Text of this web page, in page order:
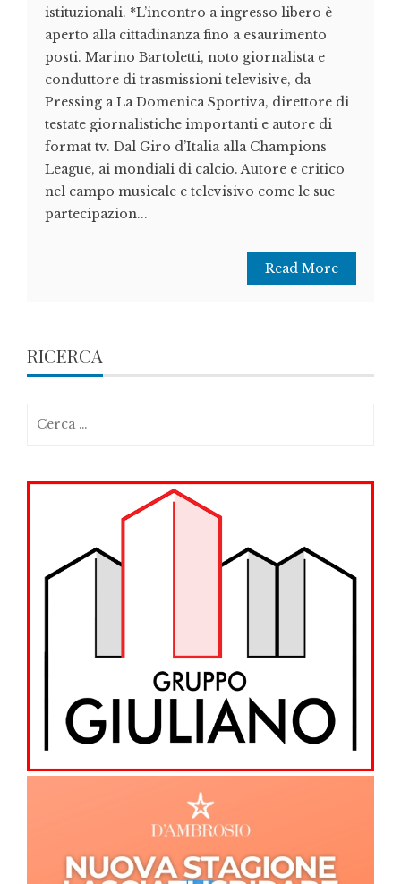
istituzionali. *L’incontro a ingresso libero è
aperto alla cittadinanza fino a esaurimento
posti. Marino Bartoletti, noto giornalista e
conduttore di trasmissioni televisive, da
Pressing a La Domenica Sportiva, direttore di
testate giornalistiche importanti e autore di
format tv. Dal Giro d’Italia alla Champions
League, ai mondiali di calcio. Autore e critico
nel campo musicale e televisivo come le sue
partecipazion...
Read More
RICERCA